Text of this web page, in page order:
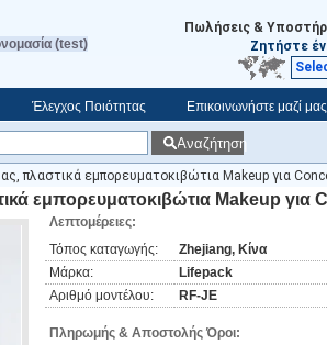
(test)
Πωλήσεις &
Ζητήστε
Έλεγχος Ποιότητας Επικοινωνήστε μαζί μας
Αναζήτηση
πλαστικά εμπορευματοκιβώτια Makeup για
εμπορευματοκιβώτια Makeup για
Λεπτομέρειες:
Τόπος καταγωγής:
Zhejiang, Κίνα
Μάρκα:
Lifepack
Αριθμό μοντέλου:
RF-JE
Πληρωμής & Αποστολής Όροι: